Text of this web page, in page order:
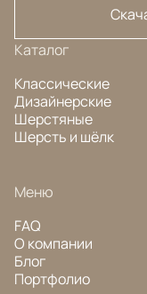
Каталог
Классические
Дизайнерские
Шерстяные
Шерсть и шёлк
Меню
FAQ
О компании
Блог
Портфолио